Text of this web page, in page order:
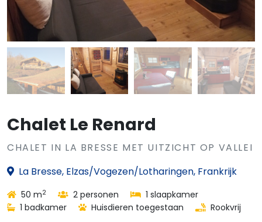
Chalet Le Renard
CHALET IN LA BRESSE MET UITZICHT OP VALLEI
La Bresse, Elzas/Vogezen/Lotharingen, Frankrijk
50 m2 2 personen
1 slaapkamer
1 badkamer
Huisdieren toegestaan Rookvrij